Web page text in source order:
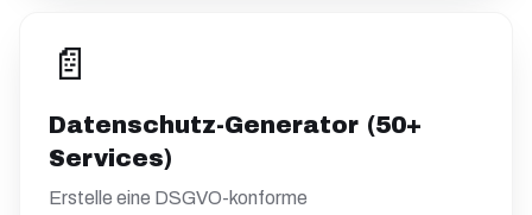
📄
Datenschutz-Generator (50+
Services)
Erstelle eine DSGVO-konforme